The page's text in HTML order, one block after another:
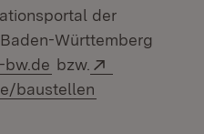
der
Württemberg
(Öffnet in neuem
bzw.
baustellen